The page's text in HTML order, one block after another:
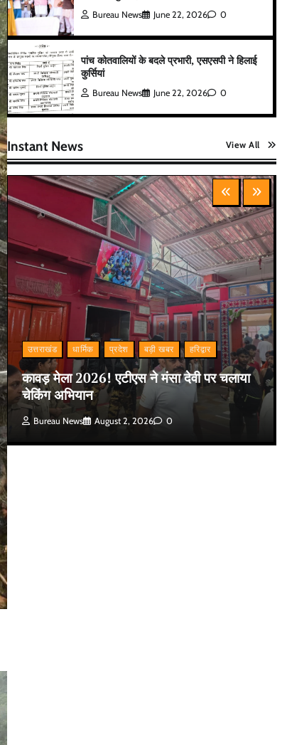
Bureau News June 22, 2026 0
पांच कोतवालियों के बदले प्रभारी, एसएसपी ने हिलाई
कुर्सियां
Bureau News June 22, 2026 0
Instant News View All
उत्तराखंड धार्मिक प्रदेश बड़ी खबर हरिद्वार
कावड़ मेला 2026! एटीएस ने मंसा देवी पर चलाया
चेकिंग अभियान
Bureau News August 2, 2026 0